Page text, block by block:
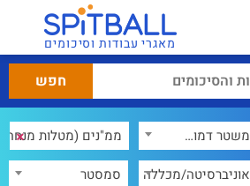
מאגרי עבודות וסיכומים
משטר דמוקרטי לא ליברלי ×
אוניברסיטה/מכללה סמסטר